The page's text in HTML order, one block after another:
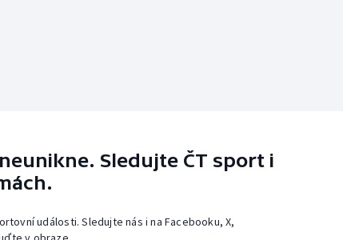
Sledujte ČT sport i
události. Sledujte nás i na Facebooku, X,